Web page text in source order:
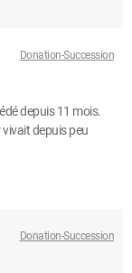
Donation-Succession
depuis 11 mois.
depuis peu
Donation-Succession